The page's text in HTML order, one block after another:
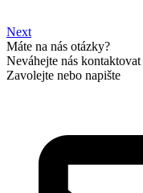
Next
Máte na nás otázky?
Neváhejte nás kontaktovat
Zavolejte nebo napište